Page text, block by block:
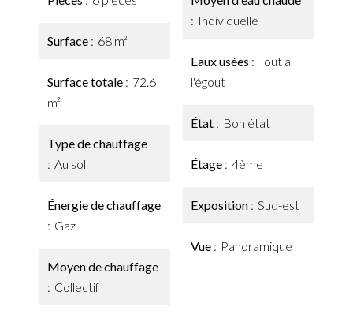
Surface 68 m²
Surface totale
72.6
m²
Type de chauffage
Au sol
Énergie de chauffage
Gaz
Moyen de chauffage
Collectif
Individuelle
Eaux usées
Tout à
l'égout
État Bon état
Étage 4ème
Exposition Sud-est
Vue Panoramique